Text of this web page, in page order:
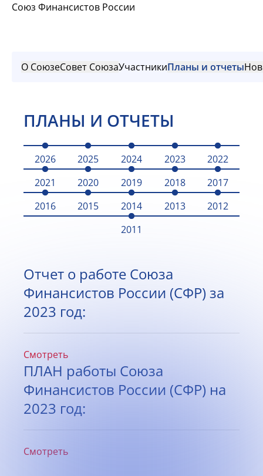
Союз Финансистов России
О СоюзеСовет СоюзаУчастникиПланы и отчеты
ПЛАНЫ И ОТЧЕТЫ
2026 2025 2024 2023
2022
2021
2020 2019 2018
2017
2016
2015 2014 2013
2012
2011
Отчет о работе Союза
Финансистов России (СФР) за
2023 год:
Смотреть
ПЛАН работы Союза
Финансистов России (СФР) на
2023 год:
Смотреть